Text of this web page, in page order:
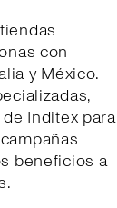
con
y México.
Inditex para
beneficios a